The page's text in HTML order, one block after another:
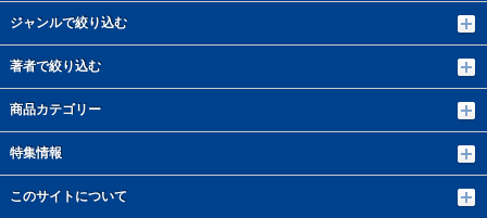
ジャンルで絞り込む
著者で絞り込む
商品カテゴリー
特集情報
このサイトについて